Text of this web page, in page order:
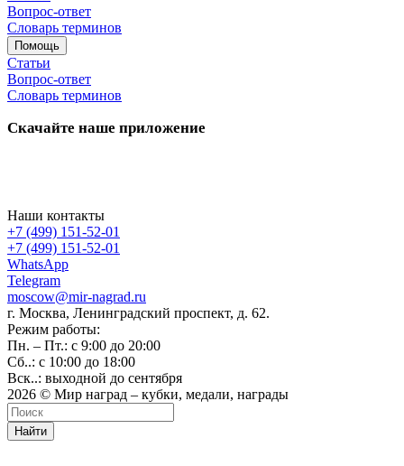
Вопрос-ответ
Словарь терминов
Помощь
Статьи
Вопрос-ответ
Словарь терминов
Скачайте наше приложение
Наши контакты
+7 (499) 151-52-01
+7 (499) 151-52-01
WhatsApp
Telegram
moscow@mir-nagrad.ru
г. Москва, Ленинградский проспект, д. 62.
Режим работы:
Пн. – Пт.: с 9:00 до 20:00
Сб..: с 10:00 до 18:00
Вск..: выходной до сентября
2026 © Мир наград – кубки, медали, награды
Найти